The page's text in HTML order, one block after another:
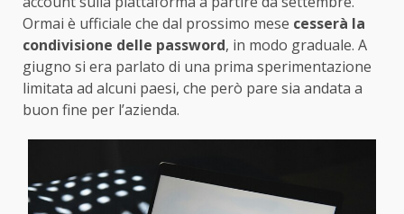
Ormai è ufficiale che dal prossimo mese cesserà la
condivisione delle password, in modo graduale. A
giugno si era parlato di una prima sperimentazione
limitata ad alcuni paesi, che però pare sia andata a
buon fine per l’azienda.